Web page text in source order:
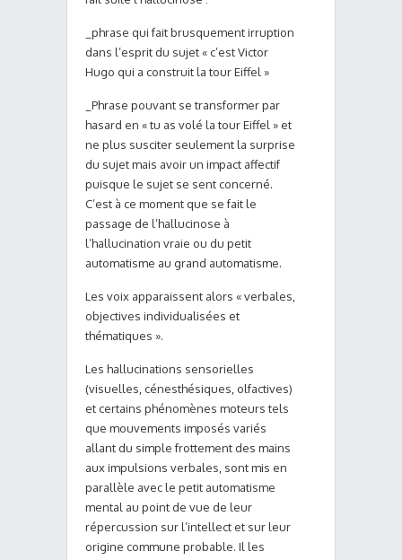
_phrase qui fait brusquement irruption
dans l’esprit du sujet « c’est Victor
Hugo qui a construit la tour Eiffel »
_Phrase pouvant se transformer par
hasard en « tu as volé la tour Eiffel » et
ne plus susciter seulement la surprise
du sujet mais avoir un impact affectif
puisque le sujet se sent concerné.
C’est à ce moment que se fait le
passage de l’hallucinose à
l’hallucination vraie ou du petit
automatisme au grand automatisme.
Les voix apparaissent alors « verbales,
objectives individualisées et
thématiques ».
Les hallucinations sensorielles
(visuelles, cénesthésiques, olfactives)
et certains phénomènes moteurs tels
que mouvements imposés variés
allant du simple frottement des mains
aux impulsions verbales, sont mis en
parallèle avec le petit automatisme
mental au point de vue de leur
répercussion sur l’intellect et sur leur
origine commune probable. Il les